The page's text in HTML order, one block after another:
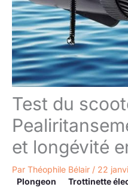
Test du
et longévité
Par Théophile Bélair / 22
Plongeon
Trottinette